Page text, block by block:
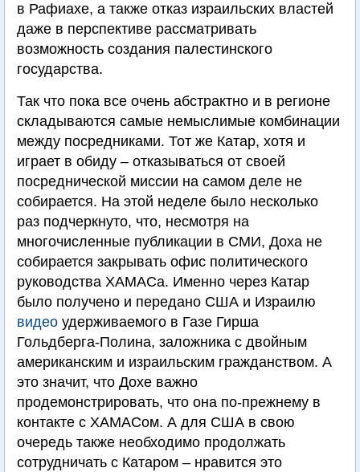
в Рафиахе, а также отказ израильских властей
даже в перспективе рассматривать
возможность создания палестинского
государства.
Так что пока все очень абстрактно и в регионе
складываются самые немыслимые комбинации
между посредниками. Тот же Катар, хотя и
играет в обиду – отказываться от своей
посреднической миссии на самом деле не
собирается. На этой неделе было несколько
раз подчеркнуто, что, несмотря на
многочисленные публикации в СМИ, Доха не
собирается закрывать офис политического
руководства ХАМАСа. Именно через Катар
было получено и передано США и Израилю
видео удерживаемого в Газе Гирша
Гольдберга-Полина, заложника с двойным
американским и израильским гражданством. А
это значит, что Дохе важно
продемонстрировать, что она по-прежнему в
контакте с ХАМАСом. А для США в свою
очередь также необходимо продолжать
сотрудничать с Катаром – нравится это